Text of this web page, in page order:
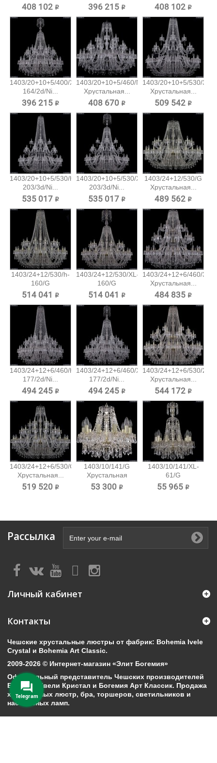
408 102 ₽ 396 215 ₽ 408 102 ₽
1403/20+10+5/400/XL-
164/2d/Ni...
396 215 ₽
1403/20+10+5/460/Ni
Хрустальная...
408 670 ₽
1403/20+10+5/530/3d/
Хрустальная...
509 542 ₽
1403/20+10+5/530/h-
203/3d/Ni...
535 017 ₽
1403/20+10+5/530/XL-
203/3d/Ni...
535 017 ₽
1403/24+12/530/G
Хрустальная...
489 562 ₽
1403/24+12/530/h-
160/G
Хрустальная...
514 041 ₽
1403/24+12/530/XL-
160/G
Хрустальная...
514 041 ₽
1403/24+12+6/460/3d/
Хрустальная...
484 835 ₽
1403/24+12+6/460/h-
177/2d/Ni...
494 245 ₽
1403/24+12+6/460/XL-
177/2d/Ni...
494 245 ₽
1403/24+12+6/530/2d/G
Хрустальная...
544 172 ₽
1403/24+12+6/530/G
Хрустальная...
519 520 ₽
1403/10/141/G
Хрустальная
подвесная...
53 300 ₽
1403/10/141/XL-
61/G
Хрустальная...
55 965 ₽
Рассылка
Личный кабинет
Контакты
Чешские хрустальные люстры от фабрик: Bohemia Ivele
Crystal и Bohemia Art Classic.
2009-2026 © Интернет-магазин «Элит Богемия»
Официальный представитель Чешских производителей
Богемия Ивели Кристал и Богемия Арт Классик. Продажа
хрустальных люстр, бра, торшеров, светильников и
настольных ламп.
Telegram